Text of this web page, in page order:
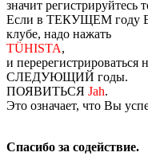
значит
Если в ТЕКУЩЕМ году
клубе, надо нажать
TÜHISTA,
и перерегистрироваться
СЛЕДУЮЩИЙ годы.
ПОЯВИТЬСЯ Jah.
Это означает, что Вы
Спасибо за содействие.